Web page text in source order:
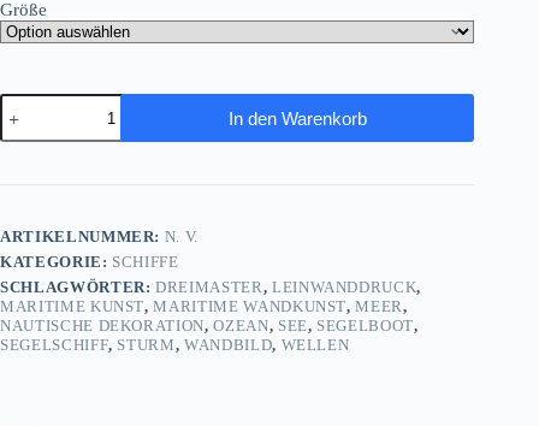
Größe
Sturmfahrt
des
Dreimasters
Bild
|
Segelschiff
Menge
In den Warenkorb
ARTIKELNUMMER: N. V.
KATEGORIE: SCHIFFE
SCHLAGWÖRTER:DREIMASTER, LEINWANDDRUCK,
MARITIME KUNST,MARITIME WANDKUNST,MEER,
NAUTISCHE DEKORATION,OZEAN, SEE, SEGELBOOT,
SEGELSCHIFF, STURM,WANDBILD, WELLEN